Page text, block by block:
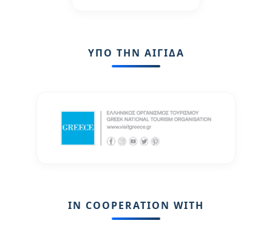
ΥΠΟ ΤΗΝ ΑΙΓΙΔΑ
IN COOPERATION WITH